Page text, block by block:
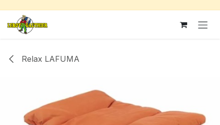
Se rendre au contenu
Relax LAFUMA